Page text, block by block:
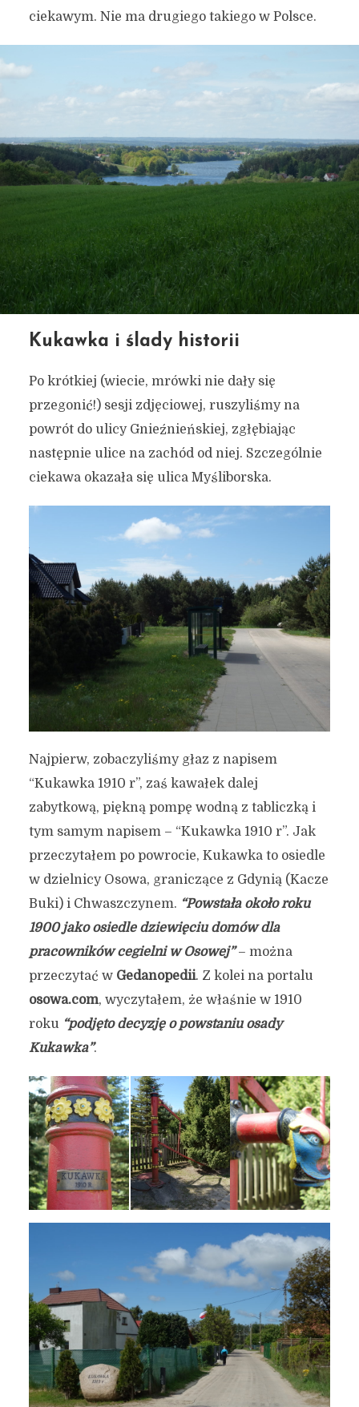
Weszliśmy na najwyższy
punkt w całym Gdańsku
ciekawym. Nie ma drugiego takiego w Polsce.
Kukawka i ślady historii
Po krótkiej (wiecie, mrówki nie dały się
przegonić!) sesji zdjęciowej, ruszyliśmy na
powrót do ulicy Gnieźnieńskiej, zgłębiając
następnie ulice na zachód od niej. Szczególnie
ciekawa okazała się ulica Myśliborska.
Najpierw, zobaczyliśmy głaz z napisem
“Kukawka 1910 r”, zaś kawałek dalej
zabytkową, piękną pompę wodną z tabliczką i
tym samym napisem – “Kukawka 1910 r”. Jak
przeczytałem po powrocie, Kukawka to osiedle
w dzielnicy Osowa, graniczące z Gdynią (Kacze
Buki) i Chwaszczynem. “Powstała około roku
1900 jako osiedle dziewięciu domów dla
pracowników cegielni w Osowej”– można
przeczytać w Gedanopedii. Z kolei na portalu
osowa.com, wyczytałem, że właśnie w 1910
roku “podjęto decyzję o powstaniu osady
Kukawka”.